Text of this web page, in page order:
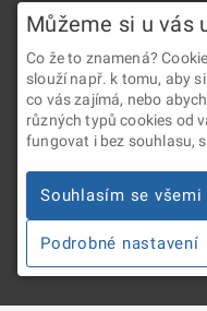
2026 © Digitální a informační
v souladu se zákonem č.
Verze 4.2.288
Můžeme si u vás
Co že to znamená?
slouží např. k tomu, aby
co vás zajímá, nebo
různých typů cookies od
fungovat i bez souhlasu,
Souhlasím se všemi
Podrobné nastavení